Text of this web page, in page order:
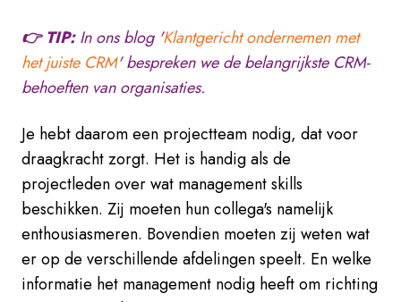
👉 TIP:In ons blog 'Klantgericht ondernemen met
het juiste CRM' bespreken we de belangrijkste CRM-
behoeften van organisaties.
Je hebt daarom een projectteam nodig, dat voor
draagkracht zorgt. Het is handig als de
projectleden over wat management skills
beschikken. Zij moeten hun collega's namelijk
enthousiasmeren. Bovendien moeten zij weten wat
er op de verschillende afdelingen speelt. En welke
informatie het management nodig heeft om richting